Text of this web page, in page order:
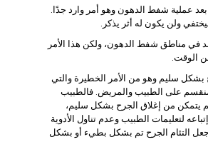
بعد عملية شفط الدهون وهو أمر وارد جدًا.
ولن يكون له أثر يذكر.
في مناطق شفط الدهون، ولكن هذا الأمر
الوقت.
بشكل سليم وهو من الأمر الخطيرة والتي
على الطبيب والمريض. فالطبيب
يتمكن من إغلاق الجرح بشكل سليم،
لتعليمات الطبيب وعدم تناول الأدوية
التئام الجرح تم بشكل بطيء أو بشكل